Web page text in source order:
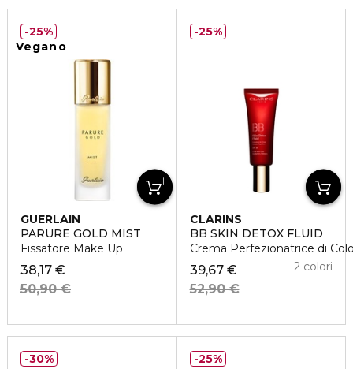
Vegano
GUERLAIN
PARURE GOLD MIST
Fissatore Make Up
38,17 €
50,90 €
25%
CLARINS
BB SKIN DETOX FLUID
Crema Perfezionatrice di
39,67 €
52,90 €
2 colori
25%
30% 25%